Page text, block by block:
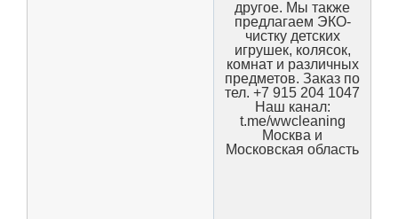
другое. Мы также
предлагаем ЭКО-
чистку детских
игрушек, колясок,
комнат и различных
предметов. Заказ по
тел. +7 915 204 1047
Наш канал:
t.me/wwcleaning
Москва и
Московская область